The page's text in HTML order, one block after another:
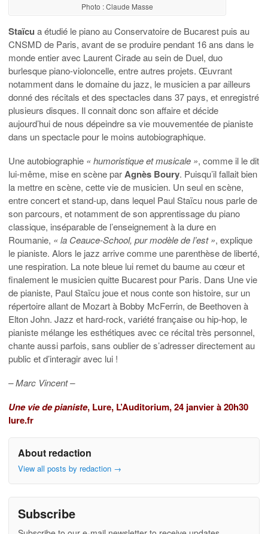
Photo : Claude Masse
Staïcu a étudié le piano au Conservatoire de Bucarest puis au
CNSMD de Paris, avant de se produire pendant 16 ans dans le
monde entier avec Laurent Cirade au sein de Duel, duo
burlesque piano-violoncelle, entre autres projets. Œuvrant
notamment dans le domaine du jazz, le musicien a par ailleurs
donné des récitals et des spectacles dans 37 pays, et enregistré
plusieurs disques. Il connait donc son affaire et décide
aujourd’hui de nous dépeindre sa vie mouvementée de pianiste
dans un spectacle pour le moins autobiographique.
Une autobiographie « humoristique et musicale », comme il le dit
lui-même, mise en scène parAgnès Boury. Puisqu’il fallait bien
la mettre en scène, cette vie de musicien. Un seul en scène,
entre concert et stand-up, dans lequel Paul Staïcu nous parle de
son parcours, et notamment de son apprentissage du piano
classique, inséparable de l’enseignement à la dure en
Roumanie, « la Ceauce-School, pur modèle de l’est », explique
le pianiste. Alors le jazz arrive comme une parenthèse de liberté,
une respiration. La note bleue lui remet du baume au cœur et
finalement le musicien quitte Bucarest pour Paris. Dans Une vie
de pianiste, Paul Staïcu joue et nous conte son histoire, sur un
répertoire allant de Mozart à Bobby McFerrin, de Beethoven à
Elton John. Jazz et hard-rock, variété française ou hip-hop, le
pianiste mélange les esthétiques avec ce récital très personnel,
chante aussi parfois, sans oublier de s’adresser directement au
public et d’interagir avec lui !
– Marc Vincent –
Une vie de pianiste, Lure, L’Auditorium, 24 janvier à 20h30
lure.fr
About redaction
View all posts by redaction →
Subscribe